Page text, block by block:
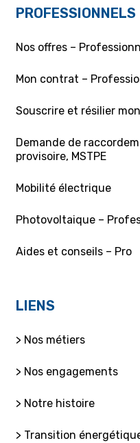
PROFESSIONNELS
Nos offres –
Mon contrat –
Souscrire et résilier
Demande de
provisoire, MSTPE
Mobilité électrique
Photovoltaique –
Aides et conseils – Pro
LIENS
> Nos métiers
> Nos engagements
> Notre histoire
> Transition